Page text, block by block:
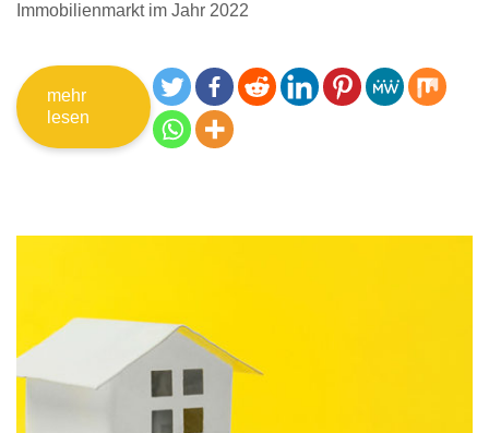
Immobilienmarkt im Jahr 2022
mehr
lesen